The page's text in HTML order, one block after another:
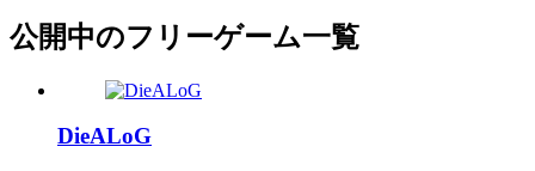
公開中のフリーゲーム一覧
DieALoG